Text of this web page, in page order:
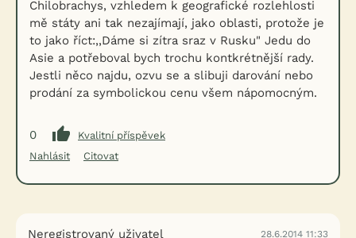
Chilobrachys, vzhledem k geografické rozlehlosti
mě státy ani tak nezajímají, jako oblasti, protože je
to jako říct:,,Dáme si zítra sraz v Rusku" Jedu do
Asie a potřeboval bych trochu kontkrétnější rady.
Jestli něco najdu, ozvu se a slibuji darování nebo
prodání za symbolickou cenu všem nápomocným.
0
Kvalitní příspěvek
Nahlásit
Citovat
Neregistrovaný uživatel 28.6.2014 11:33